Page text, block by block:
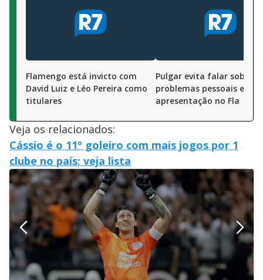
Flamengo está invicto com
David Luiz e Léo Pereira como
titulares
Pulgar evita falar sobre
problemas pessoais em
apresentação no Fla
Veja os relacionados:
Cássio é o 11º goleiro com mais jogos por 1
clube no país; veja lista